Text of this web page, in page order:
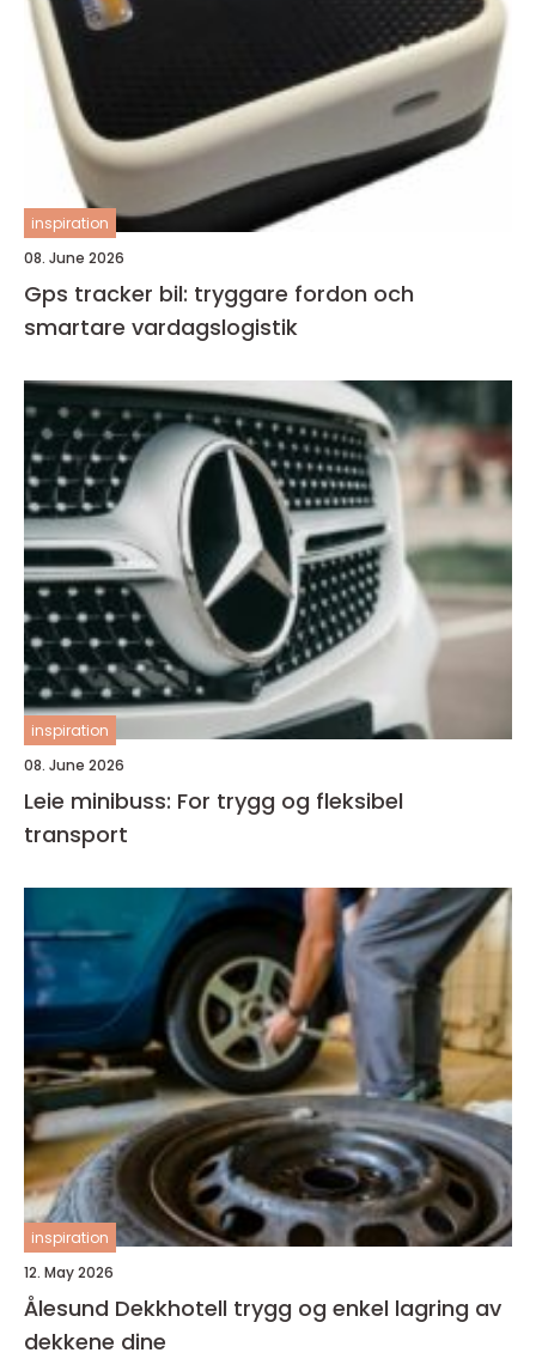
inspiration
08. June 2026
Gps tracker bil: tryggare fordon och
smartare vardagslogistik
inspiration
08. June 2026
Leie minibuss: For trygg og fleksibel
transport
inspiration
12. May 2026
Ålesund Dekkhotell trygg og enkel lagring av
dekkene dine